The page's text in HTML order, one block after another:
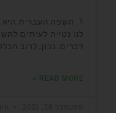
1. השפה העברית
לנו נטייה לעיתים
דברים. נכון, לרוב
READ MORE »